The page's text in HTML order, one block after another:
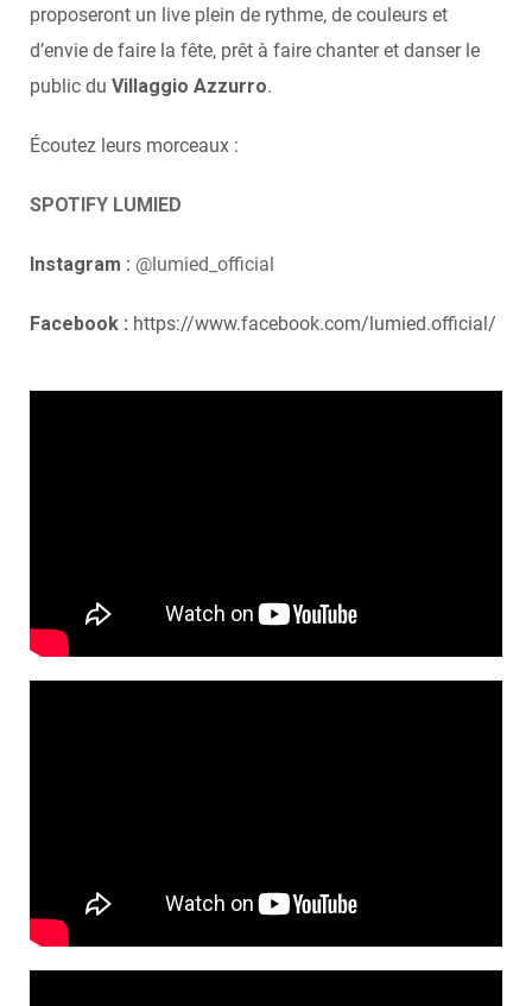
proposeront un live plein de rythme, de couleurs et
d’envie de faire la fête, prêt à faire chanter et danser le
public du Villaggio Azzurro.
Écoutez leurs morceaux :
SPOTIFY LUMIED
Instagram : @lumied_official
Facebook : https://www.facebook.com/lumied.official/